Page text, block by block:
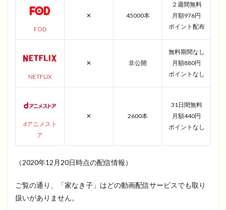
FOD
✕ 45000本
２週間無料
月額976円
ポイント配布
NETFLIX
✕ 非公開
無料期間なし
月額880円
ポイントなし
dアニメスト
ア
✕ 2600本
31日間無料
月額440円
ポイントなし
（2020年12月20日時点の配信情報）
ご覧の通り、「家なき子」はどの動画配信サービスでも取り
扱いがありません。